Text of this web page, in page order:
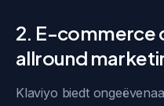
2. E-commerce
allround
Klaviyo biedt